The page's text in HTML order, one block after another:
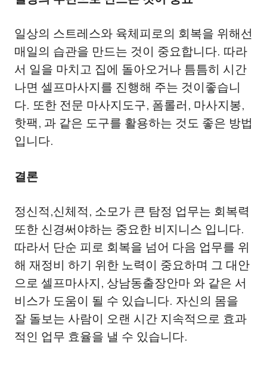
일상의 스트레스와 육체피로의 회복을 위해선
매일의 습관을 만드는 것이 중요합니다. 따라
서 일을 마치고 집에 돌아오거나 틈틈히 시간
나면 셀프마사지를 진행해 주는 것이좋습니
다. 또한 전문 마사지도구, 폼롤러, 마사지봉,
핫팩, 과 같은 도구를 활용하는 것도 좋은 방법
입니다.
결론
정신적,신체적, 소모가 큰 탐정 업무는 회복력
또한 신경써야하는 중요한 비지니스 입니다.
따라서 단순 피로 회복을 넘어 다음 업무를 위
해 재정비 하기 위한 노력이 중요하며 그 대안
으로 셀프마사지, 상남동출장안마 와 같은 서
비스가 도움이 될 수 있습니다. 자신의 몸을
잘 돌보는 사람이 오랜 시간 지속적으로 효과
적인 업무 효율을 낼 수 있습니다.